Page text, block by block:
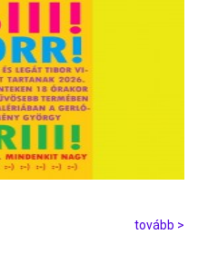
tovább >